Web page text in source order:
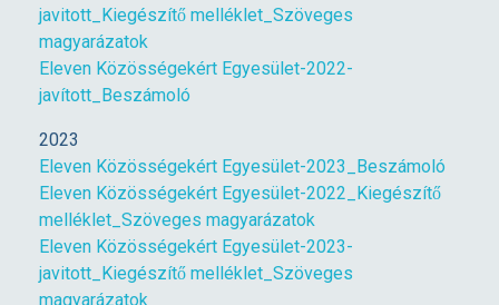
javitott_Kiegészítő melléklet_Szöveges
magyarázatok
Eleven Közösségekért Egyesület-2022-
javított_Beszámoló
2023
Eleven Közösségekért Egyesület-2023_Beszámoló
Eleven Közösségekért Egyesület-2022_Kiegészítő
melléklet_Szöveges magyarázatok
Eleven Közösségekért Egyesület-2023-
javitott_Kiegészítő melléklet_Szöveges
magyarázatok